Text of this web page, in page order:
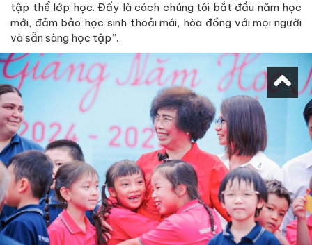
tập thể lớp học. Đấy là cách chúng tôi bắt đầu năm học
mới, đảm bảo học sinh thoải mái, hòa đồng với mọi người
và sẵn sàng học tập”.